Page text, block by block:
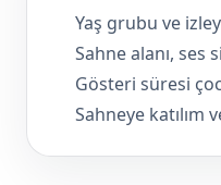
Yaş grubu ve
Sahne alanı, ses
Gösteri süresi
Sahneye katılım